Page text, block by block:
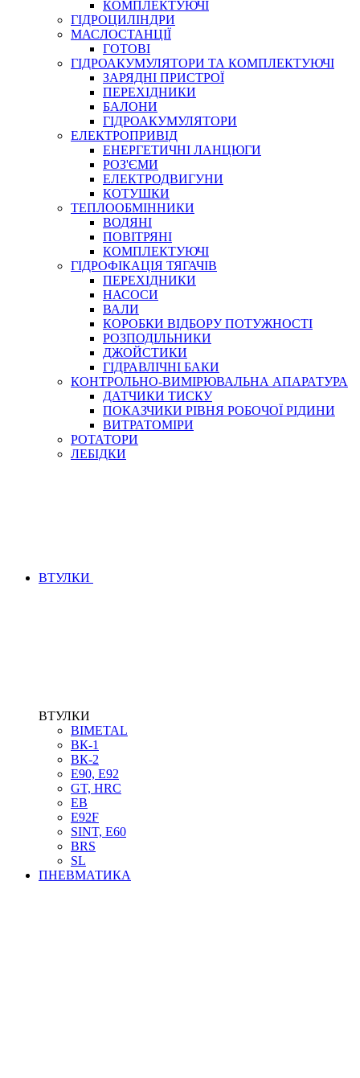
СПЕЦІАЛЬНІ
ГЕРМЕТИКИ
КЛЕЇ, ЦЕМЕНТИ, ЕПОКСИДКИ
РЕМОНТ ГІДРОЦИЛІНДРІВ
БОРЕКС, ЕО
КОМПЛЕКТУЮЧІ
ГІДРОЦИЛІНДРИ
МАСЛОСТАНЦІЇ
ГОТОВІ
ГІДРОАКУМУЛЯТОРИ ТА КОМПЛЕКТУЮЧІ
ЗАРЯДНІ ПРИСТРОЇ
ПЕРЕХІДНИКИ
БАЛОНИ
ГІДРОАКУМУЛЯТОРИ
ЕЛЕКТРОПРИВІД
ЕНЕРГЕТИЧНІ ЛАНЦЮГИ
РОЗ'ЄМИ
ЕЛЕКТРОДВИГУНИ
КОТУШКИ
ТЕПЛООБМІННИКИ
ВОДЯНІ
ПОВІТРЯНІ
КОМПЛЕКТУЮЧІ
ГІДРОФІКАЦІЯ ТЯГАЧІВ
ПЕРЕХІДНИКИ
НАСОСИ
ВАЛИ
КОРОБКИ ВІДБОРУ ПОТУЖНОСТІ
РОЗПОДІЛЬНИКИ
ДЖОЙСТИКИ
ГІДРАВЛІЧНІ БАКИ
КОНТРОЛЬНО-ВИМІРЮВАЛЬНА АПАРАТУРА
ДАТЧИКИ ТИСКУ
ПОКАЗЧИКИ РІВНЯ РОБОЧОЇ РІДИНИ
ВИТРАТОМІРИ
РОТАТОРИ
ЛЕБІДКИ
ВТУЛКИ
ВТУЛКИ
BIMETAL
ВК-1
ВК-2
Е90, E92
GT, HRC
EB
Е92F
SINT, E60
BRS
SL
ПНЕВМАТИКА